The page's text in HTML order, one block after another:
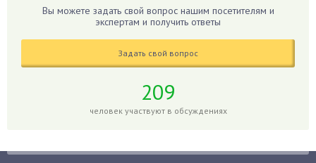
Гиппеаструм
Годжи
Вы можете задать свой вопрос нашим посетителям и
экспертам и получить ответы
Задать свой вопрос
209
человек участвуют в обсуждениях